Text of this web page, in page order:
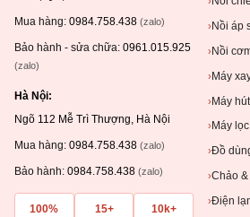
Mua hàng: 0984.758.438 (zalo)
Bảo hành - sửa chữa: 0961.015.925
(zalo)
Hà Nội:
Ngõ 112 Mễ Trì Thượng, Hà Nội
Mua hàng: 0984.758.438 (zalo)
Bảo hành: 0984.758.438 (zalo)
100% 15+ 10k+
› Nồi áp
› Nồi
›Máy
›Máy
› Máy
›Đồ
›Chảo
›Điện